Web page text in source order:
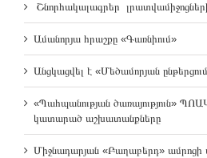
Շնորհակալագրեր
Ամանորյա հրաշքը «Գառնիում»
Անցկացվել է «Մեծամորյան
«Պահպանության ծառայություն»
կատարած աշխատանքները
Միջնադարյան «Բաղաբերդ» ամրոցի